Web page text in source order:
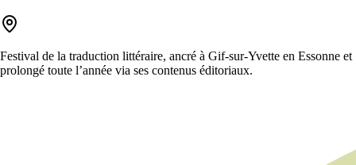
Festival de la traduction littéraire, ancré à Gif-sur-Yvette en Essonne et
prolongé toute l’année via ses contenus éditoriaux.